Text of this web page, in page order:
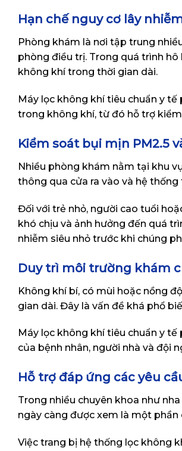
Hạn chế nguy cơ lây
Phòng khám là nơi tập trung
phòng điều trị. Trong quá trình
không khí trong thời gian dài.
Máy lọc không khí tiêu chuẩn y
trong không khí, từ đó hỗ trợ
Kiểm soát bụi mịn PM2.5
Nhiều phòng khám nằm tại khu
thông qua cửa ra vào và hệ thống
Đối với trẻ nhỏ, người cao tuổi
khó chịu và ảnh hưởng đến quá
nhiễm siêu nhỏ trước khi chúng
Duy trì môi trường khám
Không khí bí, có mùi hoặc nồng
gian dài. Đây là vấn đề khá phổ
Máy lọc không khí tiêu chuẩn y
của bệnh nhân, người nhà và đội
Hỗ trợ đáp ứng các yêu
Trong nhiều chuyên khoa như
ngày càng được xem là một
Việc trang bị hệ thống lọc không